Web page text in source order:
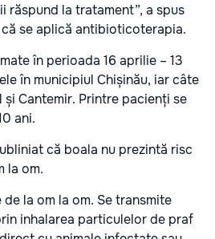
răspund la tratament”, a spus
se aplică antibioticoterapia.
în perioada 16 aprilie – 13
în municipiul Chișinău, iar câte
și Cantemir. Printre pacienți se
ani.
că boala nu prezintă risc
la om.
de la om la om. Se transmite
inhalarea particulelor de praf